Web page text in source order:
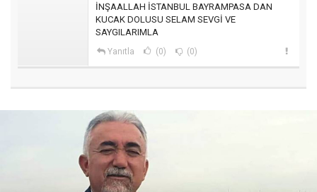
İNŞAALLAH İSTANBUL BAYRAMPASA DAN
KUCAK DOLUSU SELAM SEVGİ VE
SAYGILARIMLA
Yanıtla (0) (0)